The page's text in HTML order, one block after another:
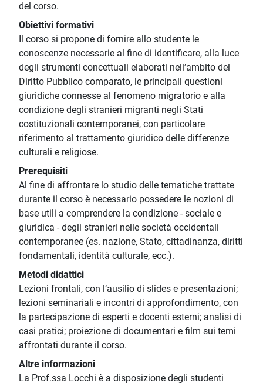
del corso.
Obiettivi formativi
Il corso si propone di fornire allo studente le
conoscenze necessarie al fine di identificare, alla luce
degli strumenti concettuali elaborati nell’ambito del
Diritto Pubblico comparato, le principali questioni
giuridiche connesse al fenomeno migratorio e alla
condizione degli stranieri migranti negli Stati
costituzionali contemporanei, con particolare
riferimento al trattamento giuridico delle differenze
culturali e religiose.
Prerequisiti
Al fine di affrontare lo studio delle tematiche trattate
durante il corso è necessario possedere le nozioni di
base utili a comprendere la condizione - sociale e
giuridica - degli stranieri nelle società occidentali
contemporanee (es. nazione, Stato, cittadinanza, diritti
fondamentali, identità culturale, ecc.).
Metodi didattici
Lezioni frontali, con l’ausilio di slides e presentazioni;
lezioni seminariali e incontri di approfondimento, con
la partecipazione di esperti e docenti esterni; analisi di
casi pratici; proiezione di documentari e film sui temi
affrontati durante il corso.
Altre informazioni
La Prof.ssa Locchi è a disposizione degli studenti